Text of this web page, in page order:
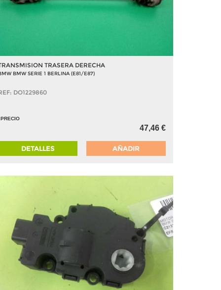
TRASERA DERECHA
BMW SERIE 1 BERLINA (E81/E87)
DO1229860
PRECIO
47,46 €
DETALLES AÑADIR